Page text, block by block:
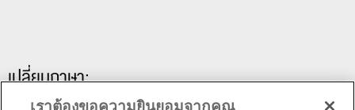
เปลี่ยนภาษา:
เราต้องขอความยินยอมจากคุณ